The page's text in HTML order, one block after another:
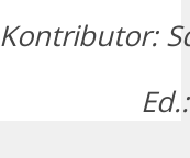
Kontributor: